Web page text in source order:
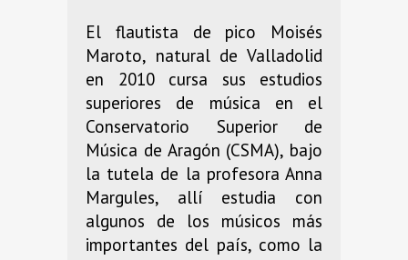
El flautista de pico Moisés
Maroto, natural de Valladolid
en 2010 cursa sus estudios
superiores de música en el
Conservatorio Superior de
Música de Aragón (CSMA), bajo
la tutela de la profesora Anna
Margules, allí estudia con
algunos de los músicos más
importantes del país, como la